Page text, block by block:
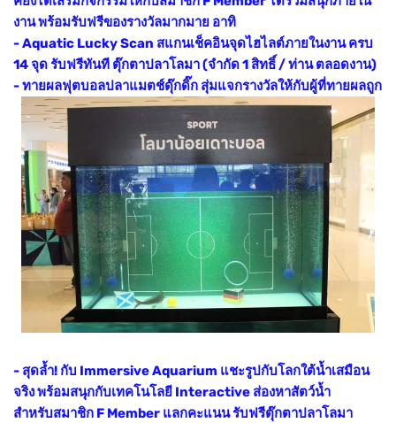
งาน พร้อมรับฟรีของรางวัลมากมาย อาทิ
- Aquatic Lucky Scan สแกนเช็คอินจุดไฮไลต์ภายในงาน ครบ
14 จุด รับฟรีทันที ตุ๊กตาปลาโลมา (จำกัด 1 สิทธิ์ / ท่าน ตลอดงาน)
- ทายผลฟุตบอลปลาแมตช์ดุ๊กดิ๊ก สุ่มแจกรางวัลให้กับผู้ที่ทายผลถูก
- สุดล้ำ! กับ Immersive Aquarium แชะรูปกับโลกใต้น้ำเสมือน
จริง พร้อมสนุกกับเทคโนโลยี Interactive ส่องหาสัตว์น้ำ
สำหรับสมาชิก F Member แลกคะแนน รับฟรีตุ๊กตาปลาโลมา